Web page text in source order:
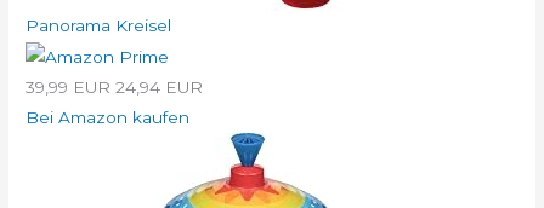
Panorama Kreisel
39,99 EUR 24,94 EUR
Bei Amazon kaufen